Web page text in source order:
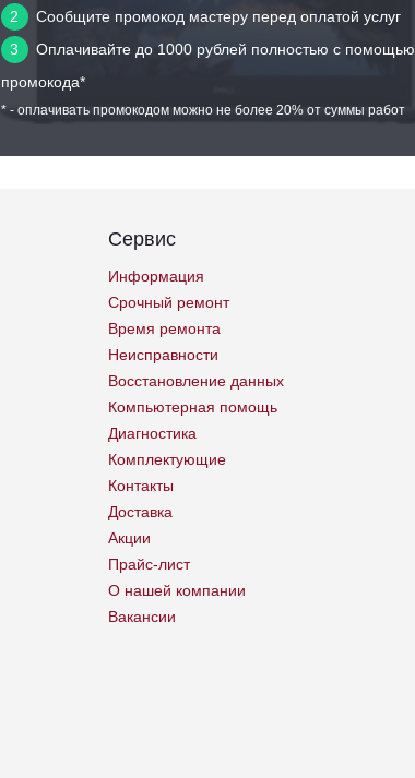
2
Сообщите промокод мастеру перед оплатой услуг
3
Оплачивайте до 1000 рублей полностью с помощью
промокода*
* - оплачивать промокодом можно не более 20% от суммы работ
Сервис
Информация
Срочный ремонт
Время ремонта
Неисправности
Восстановление данных
Компьютерная помощь
Диагностика
Комплектующие
Контакты
Доставка
Акции
Прайс-лист
О нашей компании
Вакансии